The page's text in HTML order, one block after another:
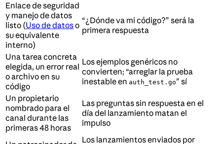
Enlace de seguridad
y manejo de datos
listo (Uso de datoso
su equivalente
interno)
“¿Dónde va mi código?” será la
primera respuesta
Una tarea concreta
elegida, un error real
o archivo en su
código
Los ejemplos genéricos no
convierten; “arreglar la prueba
inestable en auth_test.go” sí
Un propietario
nombrado para el
canal durante las
primeras 48 horas
Las preguntas sin respuesta en el
día del lanzamiento matan el
impulso
Los lanzamientos enviados por